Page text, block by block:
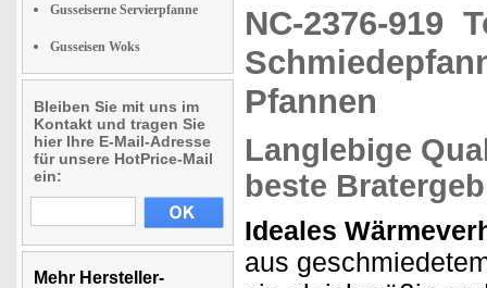
Gusseiserne Servierpfanne
Gusseisen Woks
Bleiben Sie mit uns im
Kontakt und tragen Sie
hier Ihre E-Mail-Adresse
für unsere HotPrice-Mail
ein:
Mehr Hersteller-
NC-2376-919
Pfannen
Langlebige
beste
Ideales
aus